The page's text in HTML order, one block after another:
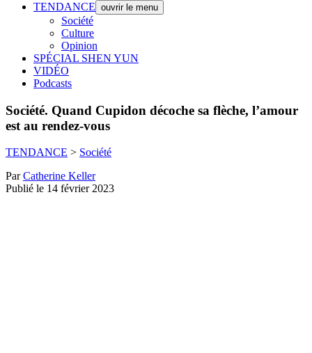
TENDANCE ouvrir le menu
Société
Culture
Opinion
SPÉCIAL SHEN YUN
VIDÉO
Podcasts
Société. Quand Cupidon décoche sa flèche, l’amour
est au rendez-vous
TENDANCE > Société
ParCatherine Keller
Publié le 14 février 2023